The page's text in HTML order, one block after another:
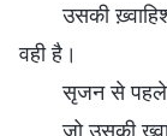
उसकी
वही है।
सृजन से पहले
जो उसकी